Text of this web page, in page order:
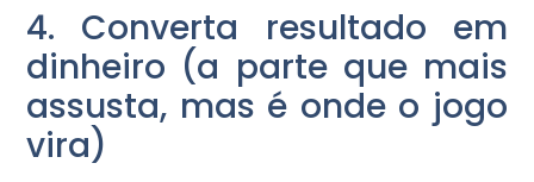
4. Converta resultado em
dinheiro (a parte que mais
assusta, mas é onde o jogo
vira)